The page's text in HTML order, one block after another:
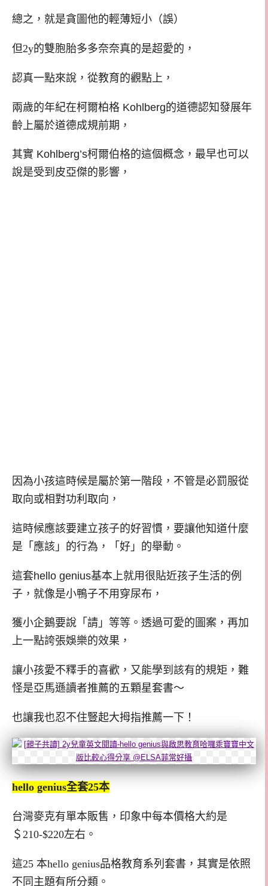
總之，就是貪圖他的輕薄短小（誤）
但2y的雙胞胎多多奈奈真的是超愛的，
認真一點來說，從教育的觀點上，
兩歲的年紀在柯爾柏格 Kohlberg的道德認知發展年
齡上屬於道德成規前期，
其實 Kohlberg’s柯爾伯格的這個概念，最早也可以
說是受到皮亞傑的影響，
因為小孩這時候是屬於第一階段，不管是必罰服從
取向或相對功利取向，
這時候應該要建立孩子的好習慣，要讓他知道什麼
是「應該」的行為，「好」的舉動。
這套hello genius基本上就用很貼近孩子生活的例
子，就像是小鴨子不用穿尿布，
獲小企鵝要說「請」等等。透過可愛的圖案，再加
上一點誇張娛樂的效果，
讓小孩愛不釋手的喜歡，又能學到該有的規矩，難
怪是亞馬遜讀者推薦的五顆星套書～
也讓我也忍不住豎起大拇指推薦一下！
hello genius全套25本
台灣麥克有單本販售，印象中每本價格大約是
＄210-$220左右。
這25 本hello genius品格教育系列套書，其實是依照
不同主題有所分類。